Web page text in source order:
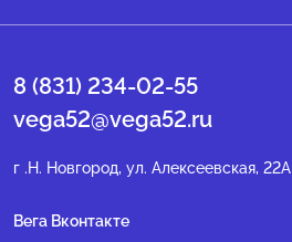
8 (831) 234-02-55
vega52@vega52.ru
г .Н. Новгород, ул. Алексеевская, 22А
Вега Вконтакте